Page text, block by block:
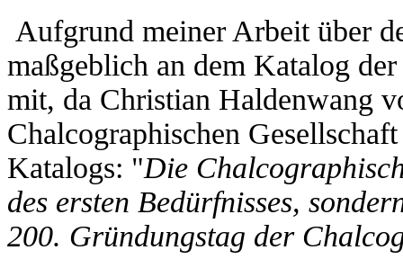
Aufgrund meiner Arbeit über
maßgeblich an dem Katalog
mit, da Christian Haldenwang
Chalcographischen
Katalogs: "Die
des ersten Bedürfnisses,
200. Gründungstag der